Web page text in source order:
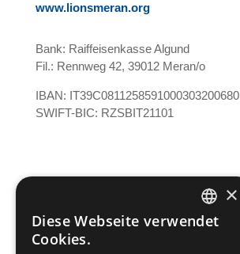
www.lionsmeran.org
Bank: Raiffeisenkasse Algund
Fil.: Rennweg 42, 39012 Meran/o
IBAN: IT39C0811258591000303200680
SWIFT-BIC: RZSBIT21101
Mein Konto
GERMAN
×
Diese Webseite verwendet
Cookies.